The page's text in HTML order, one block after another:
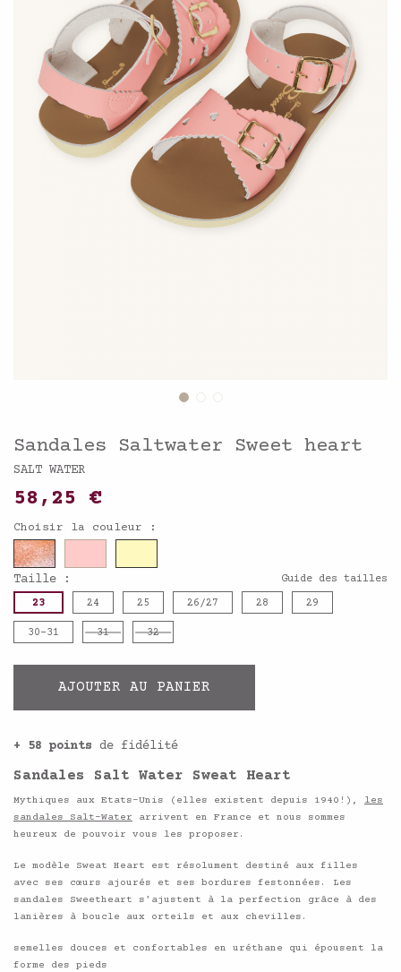
Sandales Saltwater Sweet heart
SALT WATER
58,25 €
Choisir la couleur :
Taille : Guide des tailles
23 24 25 26/27 28 29
30-31 31 32
AJOUTER AU PANIER
+ 58 points de fidélité
Sandales Salt Water Sweat Heart
Mythiques aux Etats-Unis (elles existent depuis 1940!),
les
sandales Salt-Water arrivent en France et nous sommes
heureux de pouvoir vous les proposer.
Le modèle Sweat Heart est résolument destiné aux filles
avec ses cœurs ajourés et ses bordures festonnées. Les
sandales Sweetheart s'ajustent à la perfection grâce à des
lanières à boucle aux orteils et aux chevilles.
semelles douces et confortables en uréthane qui épousent la
forme des pieds